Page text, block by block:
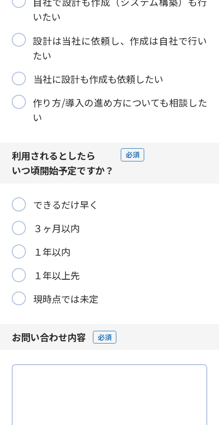
いたい
設計は当社に依頼し、作成は自社で行い
たい
当社に設計も作成も依頼したい
作り方/導入の進め方についても相談した
い
利用されるとしたら
いつ頃開始予定ですか？
必須
できるだけ早く
３ヶ月以内
１年以内
１年以上先
現時点では未定
お問い合わせ内容 必須